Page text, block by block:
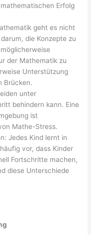
Erfolg
geht es nicht
die Konzepte zu
der Mathematik zu
Unterstützung
Brücken.
unter
behindern kann. Eine
ist
Mathe-Stress.
Jedes Kind lernt in
vor, dass Kinder
Fortschritte machen,
diese Unterschiede